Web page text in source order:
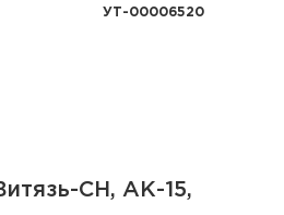
УТ-00006520
СН, АК-15,